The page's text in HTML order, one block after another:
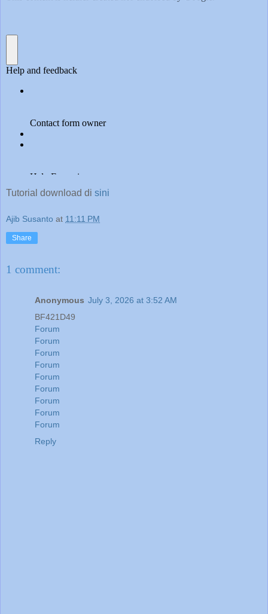
Tutorial download di sini
Ajib Susanto at 11:11 PM
Share
1 comment:
Anonymous July 3, 2026 at 3:52 AM
BF421D49
Forum
Forum
Forum
Forum
Forum
Forum
Forum
Forum
Forum
Reply